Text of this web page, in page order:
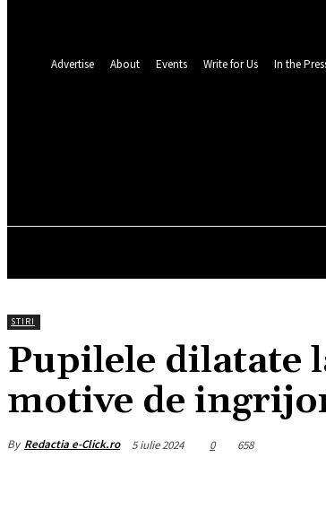
Advertise About Events Write for Us In the
STIRI
Pupilele dilatate
motive de
By Redactia e-Click.ro 5 iulie 2024 0 658